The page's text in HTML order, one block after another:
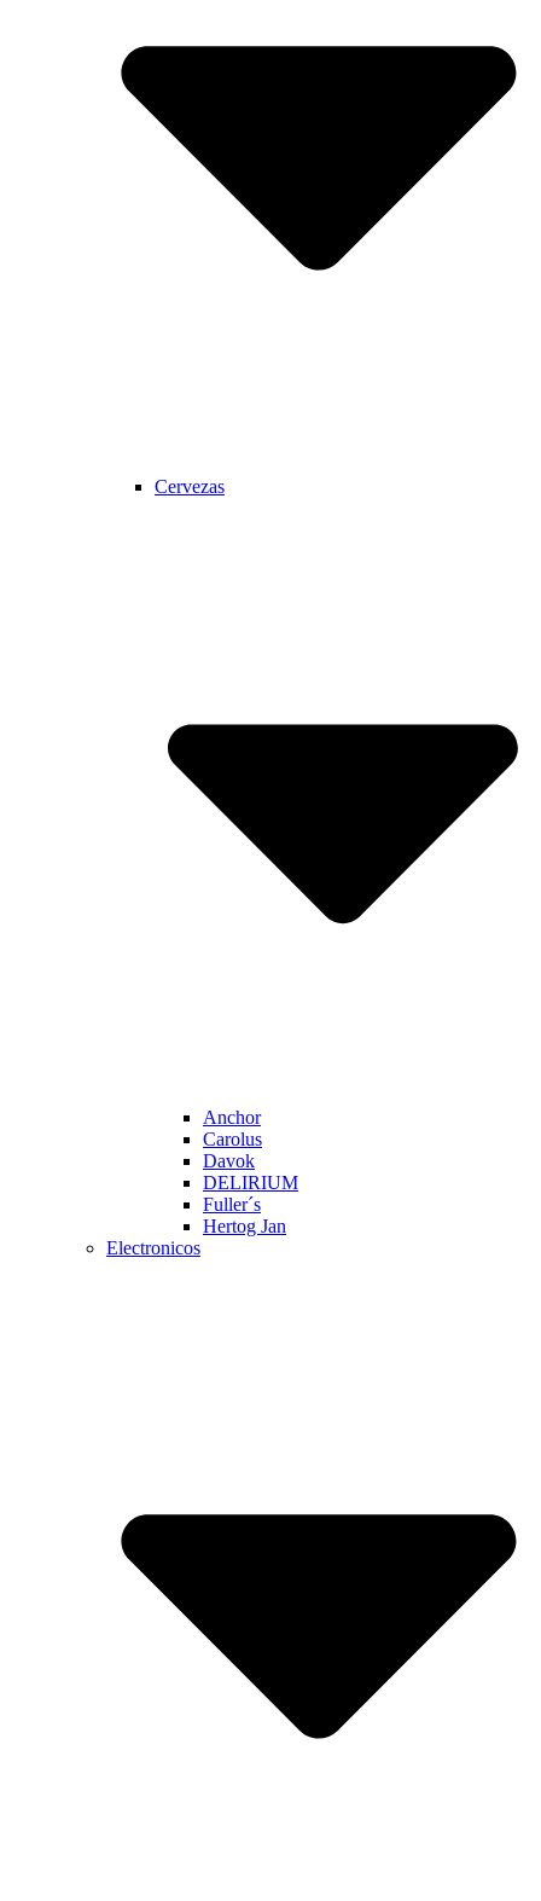
Cervezas
Anchor
Carolus
Davok
DELIRIUM
Fuller´s
Hertog Jan
Electronicos